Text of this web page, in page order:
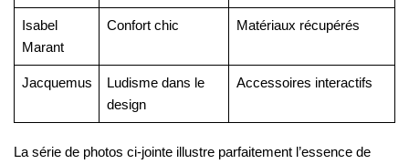
Isabel
Marant
Confort chic Matériaux récupérés
Jacquemus
Ludisme dans le
design
Accessoires interactifs
La série de photos ci-jointe illustre parfaitement l’essence de